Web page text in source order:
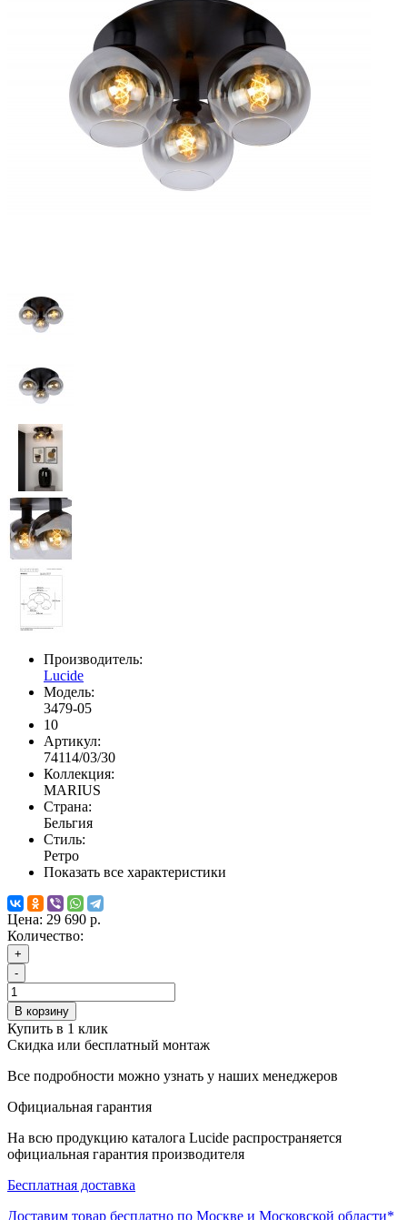
Производитель:
Lucide
Модель:
3479-05
10
Артикул:
74114/03/30
Коллекция:
MARIUS
Страна:
Бельгия
Стиль:
Ретро
Показать все характеристики
Цена: 29 690 р.
Количество:
+
-
В корзину
Купить в 1 клик
Скидка или бесплатный монтаж
Все подробности можно узнать у наших менеджеров
Официальная гарантия
На всю продукцию каталога Lucide распространяется
официальная гарантия производителя
Бесплатная доставка
Доставим товар бесплатно по Москве и Московской области*